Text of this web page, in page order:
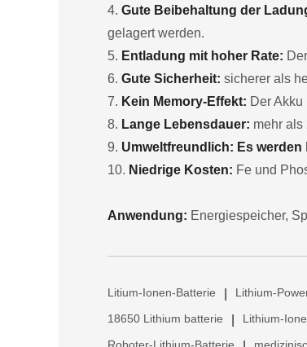
4. Gute Beibehaltung der
gelagert werden.
5. Entladung mit hoher Rate:
6. Gute Sicherheit: sicherer als
7. Kein Memory-Effekt: Der
8. Lange Lebensdauer: mehr als
9. Umweltfreundlich: Es werden
10. Niedrige Kosten: Fe und
Anwendung: Energiespeicher,
Litium-Ionen-Batterie Lithium-
18650 Lithium batterie Lithium-
Roboter-Lithium-Batterie